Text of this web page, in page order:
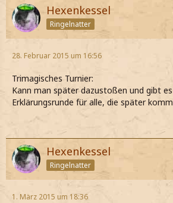
Hexenkessel
Ringelnatter
28. Februar 2015 um 16:56
Trimagisches Turnier:
Kann man später dazustoßen und gibt
Erklärungsrunde für alle, die später
Hexenkessel
Ringelnatter
1. März 2015 um 18:36